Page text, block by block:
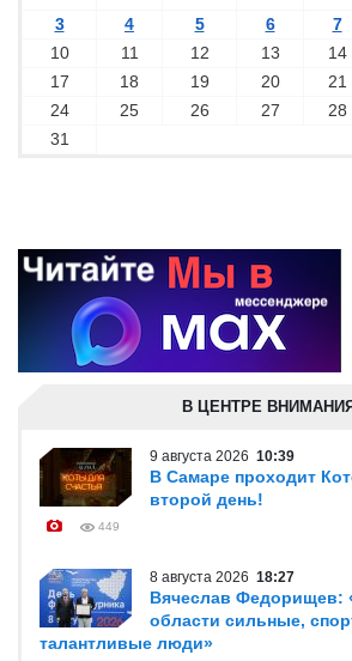
3
4 5 6 7
10
11 12 13 14
17
18 19 20 21
24
25 26 27 28
31
В ЦЕНТРЕ ВНИМАНИЯ
9 августа 2026 10:39
В Самаре проходит
второй день!
449
8 августа 2026 18:27
Вячеслав Федорищев:
области сильные,
талантливые люди»